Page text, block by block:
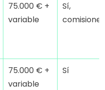
75.000 € +
variable
Sí,
comisiones
75.000 € +
variable
Sí